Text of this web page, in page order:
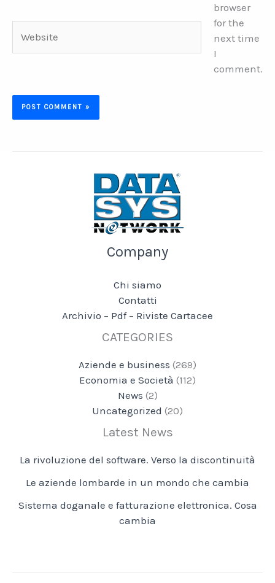
browser
for the
next time
I
comment.
Company
Chi siamo
Contatti
Archivio – Pdf – Riviste Cartacee
CATEGORIES
Aziende e business (269)
Economia e Società (112)
News (2)
Uncategorized (20)
Latest News
La rivoluzione del software. Verso la discontinuità
Le aziende lombarde in un mondo che cambia
Sistema doganale e fatturazione elettronica. Cosa
cambia